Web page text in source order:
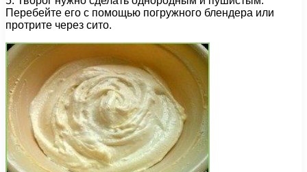
Перебейте его с помощью погружного блендера или
протрите через сито.